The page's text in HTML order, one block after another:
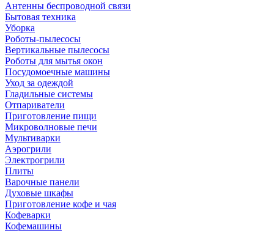
Антенны беспроводной связи
Бытовая техника
Уборка
Роботы-пылесосы
Вертикальные пылесосы
Роботы для мытья окон
Посудомоечные машины
Уход за одеждой
Гладильные системы
Отпариватели
Приготовление пищи
Микроволновые печи
Мультиварки
Аэрогрили
Электрогрили
Плиты
Варочные панели
Духовые шкафы
Приготовление кофе и чая
Кофеварки
Кофемашины